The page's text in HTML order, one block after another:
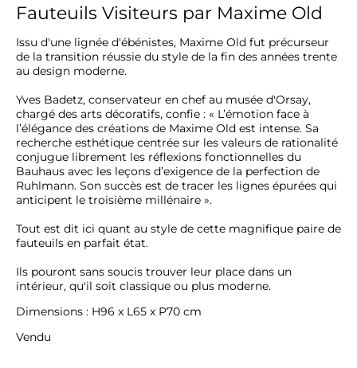
Fauteuils Visiteurs par Maxime Old
Issu d'une lignée d'ébénistes, Maxime Old fut précurseur
de la transition réussie du style de la fin des années trente
au design moderne.
Yves Badetz, conservateur en chef au musée d'Orsay,
chargé des arts décoratifs, confie : « L’émotion face à
l’élégance des créations de Maxime Old est intense. Sa
recherche esthétique centrée sur les valeurs de rationalité
conjugue librement les réflexions fonctionnelles du
Bauhaus avec les leçons d’exigence de la perfection de
Ruhlmann. Son succès est de tracer les lignes épurées qui
anticipent le troisième millénaire ».
Tout est dit ici quant au style de cette magnifique paire de
fauteuils en parfait état.
Ils pouront sans soucis trouver leur place dans un
Dimensions : H96 x L65 x P70 cm
Vendu